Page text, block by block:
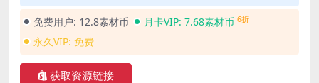
免费用户: 12.8素材币 月卡VIP: 7.68素材币 6折
永久VIP: 免费
获取资源链接